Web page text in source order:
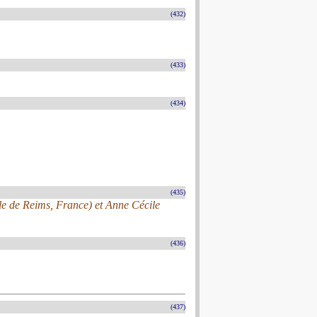
(432)
(433)
(434)
(435)
de Reims, France) et Anne Cécile
(436)
(437)